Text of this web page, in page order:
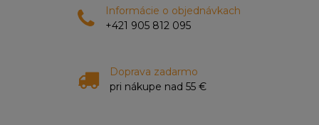
Informácie o objednávkach
+421 905 812 095
Doprava zadarmo
pri nákupe nad 55 €